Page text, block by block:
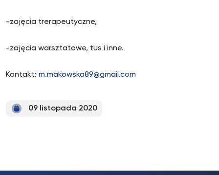
-zajęcia trerapeutyczne,
-zajęcia warsztatowe, tus i inne.
Kontakt: m.makowska89@gmail.com
09 listopada 2020